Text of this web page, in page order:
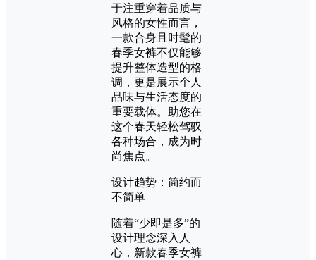
于注重穿着品质与
风格的女性而言，
一款合身且时髦的
春季女裤不仅能够
提升整体造型的格
调，更是展示个人
品味与生活态度的
重要载体。助您在
这个春天轻松驾驭
各种场合，成为时
尚焦点。
设计趋势：简约而
不简单
随着“少即是多”的
设计理念深入人
心，新款春季女裤